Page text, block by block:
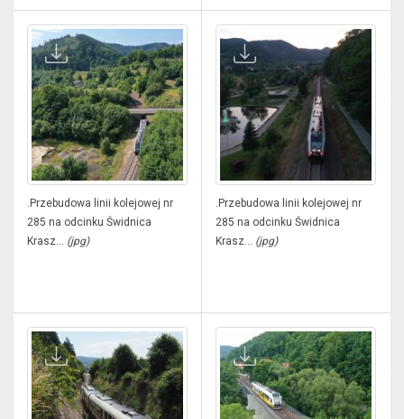
.Przebudowa linii kolejowej nr
285 na odcinku Świdnica
Krasz... (jpg)
.Przebudowa linii kolejowej nr
285 na odcinku Świdnica
Krasz... (jpg)